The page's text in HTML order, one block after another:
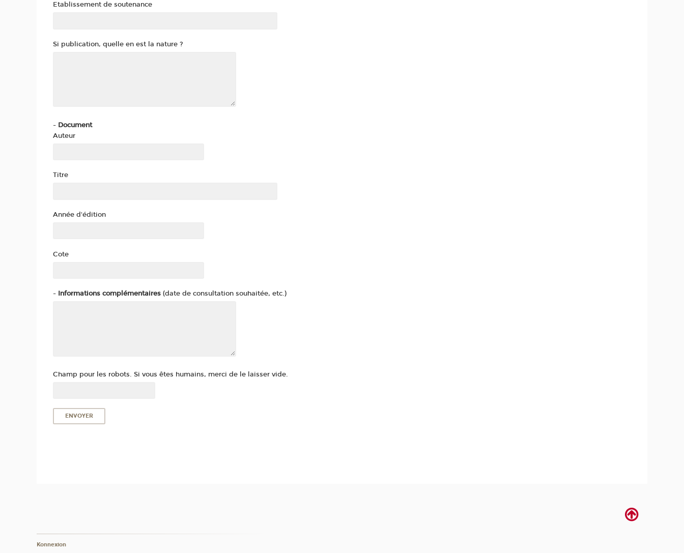
Etablissement de soutenance
Si publication, quelle en est la nature ?
- Document
Auteur
Titre
Année d'édition
Cote
- Informations complémentaires (date de consultation souhaitée, etc.)
Champ pour les robots. Si vous êtes humains, merci de le laisser vide.
Konnexion